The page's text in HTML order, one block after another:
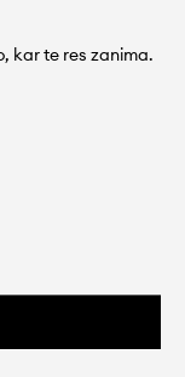
kar te res zanima.